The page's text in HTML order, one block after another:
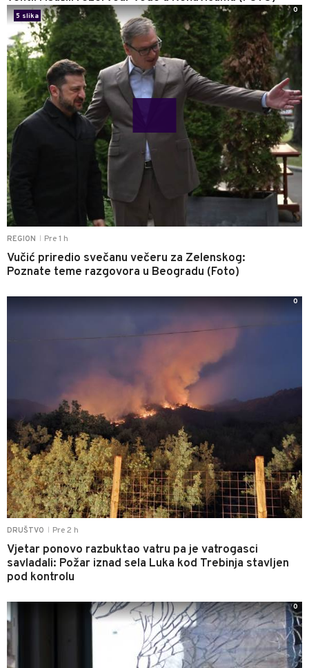
REGION Pre 1 h
Vučić priredio svečanu večeru za Zelenskog:
Poznate teme razgovora u Beogradu (Foto)
5 slika
0
DRUŠTVO Pre 2 h
Vjetar ponovo razbuktao vatru pa je vatrogasci
savladali: Požar iznad sela Luka kod Trebinja stavljen
pod kontrolu
0
0